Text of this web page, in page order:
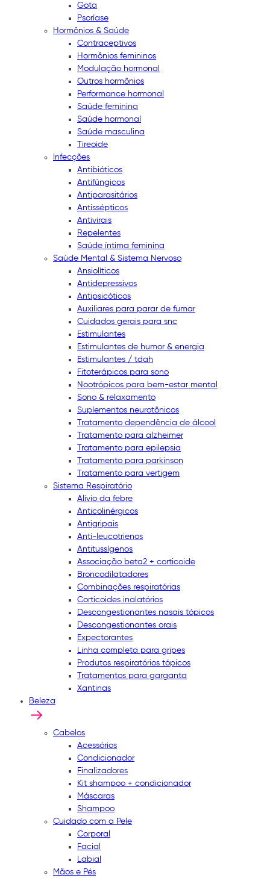
Gota
Psoríase
Hormônios & Saúde
Contraceptivos
Hormônios femininos
Modulação hormonal
Outros hormônios
Performance hormonal
Saúde feminina
Saúde hormonal
Saúde masculina
Tireoide
Infecções
Antibióticos
Antifúngicos
Antiparasitários
Antissépticos
Antivirais
Repelentes
Saúde íntima feminina
Saúde Mental & Sistema Nervoso
Ansiolíticos
Antidepressivos
Antipsicóticos
Auxiliares para parar de fumar
Cuidados gerais para snc
Estimulantes
Estimulantes de humor & energia
Estimulantes / tdah
Fitoterápicos para sono
Nootrópicos para bem-estar mental
Sono & relaxamento
Suplementos neurotônicos
Tratamento dependência de álcool
Tratamento para alzheimer
Tratamento para epilepsia
Tratamento para parkinson
Tratamento para vertigem
Sistema Respiratório
Alívio da febre
Anticolinérgicos
Antigripais
Anti-leucotrienos
Antitussígenos
Associação beta2 + corticoide
Broncodilatadores
Combinações respiratórias
Corticoides inalatórios
Descongestionantes nasais tópicos
Descongestionantes orais
Expectorantes
Linha completa para gripes
Produtos respiratórios tópicos
Tratamentos para garganta
Xantinas
Beleza
Cabelos
Acessórios
Condicionador
Finalizadores
Kit shampoo + condicionador
Máscaras
Shampoo
Cuidado com a Pele
Corporal
Facial
Labial
Mãos e Pés